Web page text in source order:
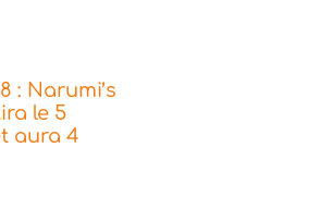
: Narumi’s
le 5
aura 4